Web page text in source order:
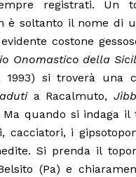
registrati. Un
è soltanto il nome di
costone
Onomastico della
1993) si troverà una
a Racalmuto,
quando si indaga
cacciatori, i
Si prenda il
(Pa) e